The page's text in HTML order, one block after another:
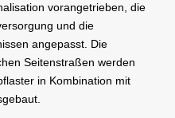
vorangetrieben, die
und die
angepasst. Die
Seitenstraßen werden
in Kombination mit